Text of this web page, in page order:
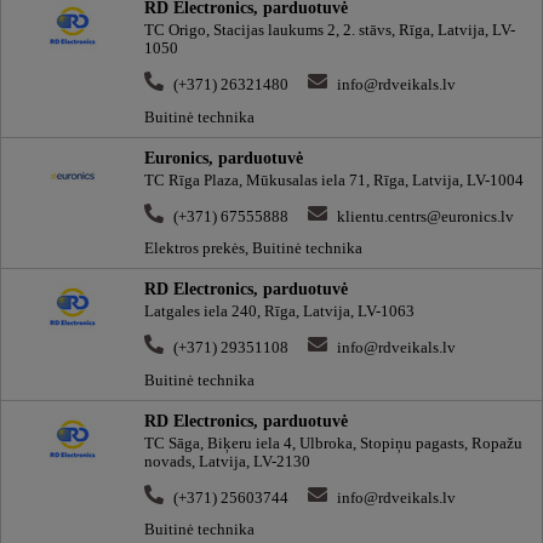
RD Electronics, parduotuvė
TC Origo, Stacijas laukums 2, 2. stāvs, Rīga, Latvija, LV-
1050
(+371) 26321480
info@rdveikals.lv
Buitinė technika
Euronics, parduotuvė
TC Rīga Plaza, Mūkusalas iela 71, Rīga, Latvija, LV-1004
(+371) 67555888
klientu.centrs@euronics.lv
Elektros prekės, Buitinė technika
RD Electronics, parduotuvė
Latgales iela 240, Rīga, Latvija, LV-1063
(+371) 29351108
info@rdveikals.lv
Buitinė technika
RD Electronics, parduotuvė
TC Sāga, Biķeru iela 4, Ulbroka, Stopiņu pagasts, Ropažu
novads, Latvija, LV-2130
(+371) 25603744
info@rdveikals.lv
Buitinė technika